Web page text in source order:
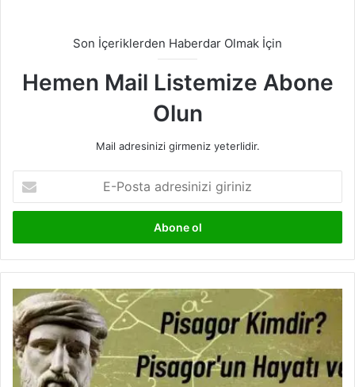
Son İçeriklerden Haberdar Olmak İçin
Hemen Mail Listemize Abone
Olun
Mail adresinizi girmeniz yeterlidir.
Posta
adresinizi
Pisagor
Kimdir?
Pisagor
Hayatı
ve
Teoremi